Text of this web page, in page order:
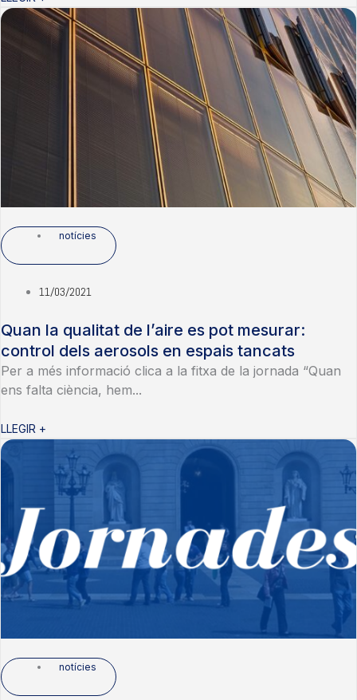
notícies
11/03/2021
Quan la qualitat de l’aire es pot mesurar:
control dels aerosols en espais tancats
Per a més informació clica a la fitxa de la jornada “Quan
ens falta ciència, hem...
LLEGIR +
notícies